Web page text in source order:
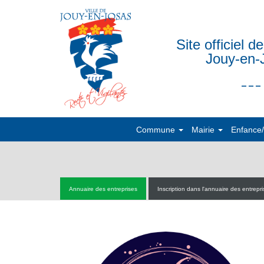
Site officiel
Jouy-en-
___
Commune Mairie
Annuaire des entreprises Inscription dans l'annuaire des